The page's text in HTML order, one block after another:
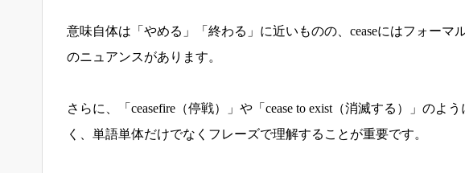
意味自体は「やめる」「終わる」に近いものの、ceaseにはフォー
のニュアンスがあります。
さらに、「ceasefire（停戦）」や「cease to exist（消滅する）」のよ
く、単語単体だけでなくフレーズで理解することが重要です。